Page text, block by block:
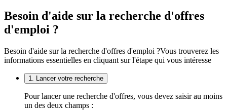
Besoin d'aide sur la recherche d'offres
d'emploi ?
Besoin d'aide sur la recherche d'offres d'emploi ?Vous trouverez les
informations essentielles en cliquant sur l'étape qui vous intéresse
1. Lancer votre recherche
Pour lancer une recherche d'offres, vous devez saisir au moins
un des deux champs :